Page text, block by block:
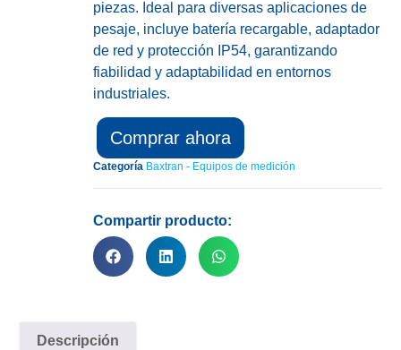
piezas. Ideal para diversas aplicaciones de
pesaje, incluye batería recargable, adaptador
de red y protección IP54, garantizando
fiabilidad y adaptabilidad en entornos
industriales.
Comprar ahora
Categoría Baxtran - Equipos de medición
Compartir producto:
Descripción